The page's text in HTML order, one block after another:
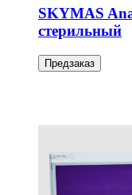
SKYMAS
стерильный
Предзаказ